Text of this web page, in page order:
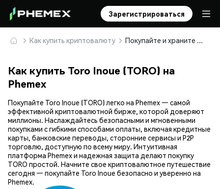
Зарегистрироваться
Как купить криптовалюту Покупайте и храните Toro Inoue (TORO) безопасно
Как купить Toro Inoue (TORO) на
Phemex
Покупайте Toro Inoue (TORO) легко на Phemex — самой
эффективной криптовалютной бирже, которой доверяют
миллионы. Наслаждайтесь безопасными и мгновенными
покупками с гибкими способами оплаты, включая кредитные
карты, банковские переводы, сторонние сервисы и P2P
торговлю, доступную по всему миру. Интуитивная
платформа Phemex и надежная защита делают покупку
TORO простой. Начните свое криптовалютное путешествие
сегодня — покупайте Toro Inoue безопасно и уверенно на
Phemex.